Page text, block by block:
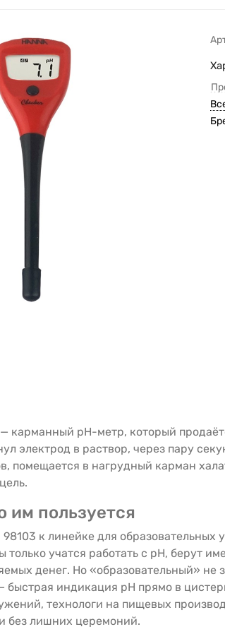
— карманный pH-метр, который
электрод в раствор, через пару
помещается в нагрудный карман
им пользуется
98103 к линейке для
только учатся работать с pH, берут
денег. Но «образовательный»
индикация pH прямо в
технологи на пищевых
без лишних церемоний.